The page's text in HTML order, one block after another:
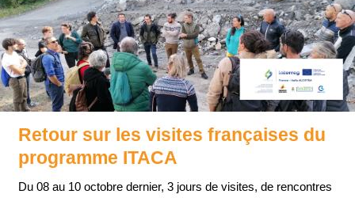
Retour sur les visites françaises du
programme ITACA
Du 08 au 10 octobre dernier, 3 jours de visites, de rencontres